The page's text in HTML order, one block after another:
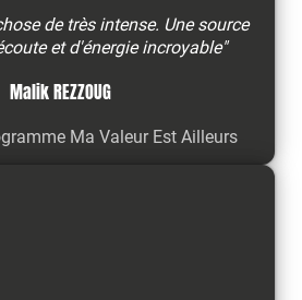
de très intense. Une source
et d'énergie incroyable"
Malik REZZOUG
Ma Valeur Est Ailleurs